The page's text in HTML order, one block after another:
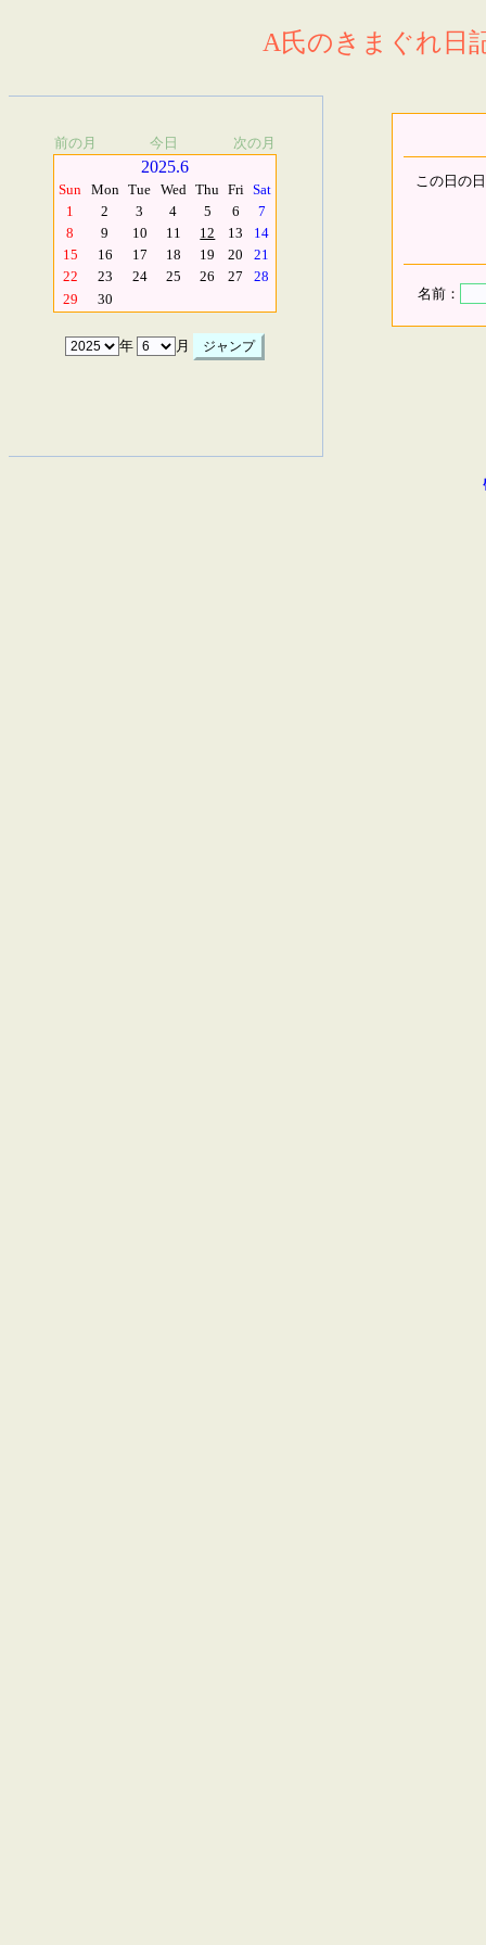
A氏のきまぐれ日
前の月 今日 次の月
2025.6
Sun Mon Tue Wed Thu Fri Sat
1
2 3 4 5 6
7
8
9 10 11 12 13
14
15
16 17 18 19 20
21
22
23 24 25 26 27
28
29
30
年 月
この日の
名前：